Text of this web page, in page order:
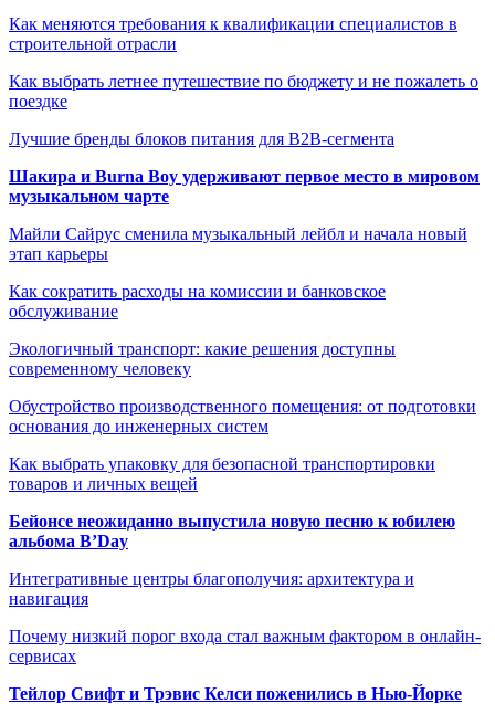
Как меняются требования к квалификации специалистов в
строительной отрасли
Как выбрать летнее путешествие по бюджету и не пожалеть о
поездке
Лучшие бренды блоков питания для B2B-сегмента
Шакира и Burna Boy удерживают первое место в мировом
музыкальном чарте
Майли Сайрус сменила музыкальный лейбл и начала новый
этап карьеры
Как сократить расходы на комиссии и банковское
обслуживание
Экологичный транспорт: какие решения доступны
современному человеку
Обустройство производственного помещения: от подготовки
основания до инженерных систем
Как выбрать упаковку для безопасной транспортировки
товаров и личных вещей
Бейонсе неожиданно выпустила новую песню к юбилею
альбома B’Day
Интегративные центры благополучия: архитектура и
навигация
Почему низкий порог входа стал важным фактором в онлайн-
сервисах
Тейлор Свифт и Трэвис Келси поженились в Нью-Йорке